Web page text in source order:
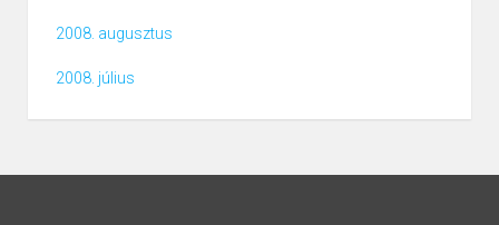
2008. augusztus
2008. július